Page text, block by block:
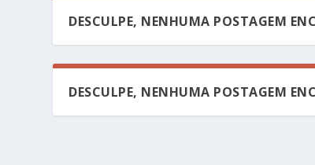
DESCULPE, NENHUMA POSTAGEM
DESCULPE, NENHUMA POSTAGEM